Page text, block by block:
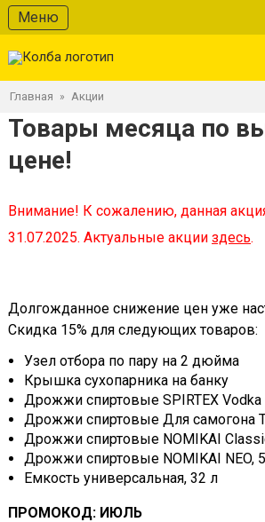
Меню
Главная » Акции
Товары месяца по
цене!
Внимание! К сожалению, данная
31.07.2025. Актуальные акции здесь.
Долгожданное снижение цен уже
Скидка 15% для следующих товаров:
Узел отбора по пару на 2 дюйма
Крышка сухопарника на банку
Дрожжи спиртовые SPIRTEX Vodka
Дрожжи спиртовые Для самогона
Дрожжи спиртовые NOMIKAI
Дрожжи спиртовые NOMIKAI NEO,
Емкость универсальная, 32 л
ПРОМОКОД: ИЮЛЬ